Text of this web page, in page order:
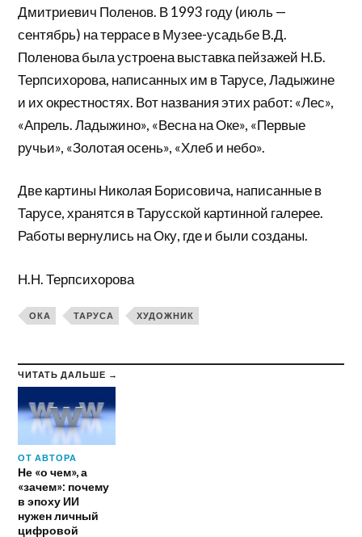
Дмитриевич Поленов. В 1993 году (июль —
сентябрь) на террасе в Музее-усадьбе В.Д.
Поленова была устроена выставка пейзажей Н.Б.
Терпсихорова, написанных им в Тарусе, Ладыжине
и их окрестностях. Вот названия этих работ: «Лес»,
«Апрель. Ладыжино», «Весна на Оке», «Первые
ручьи», «Золотая осень», «Хлеб и небо».
Две картины Николая Борисовича, написанные в
Тарусе, хранятся в Тарусской картинной галерее.
Работы вернулись на Оку, где и были созданы.
Н.Н. Терпсихорова
ОКА ТАРУСА ХУДОЖНИК
ЧИТАТЬ ДАЛЬШЕ →
ОТ АВТОРА
Не «о чем», а
«зачем»: почему
в эпоху ИИ
нужен личный
цифровой